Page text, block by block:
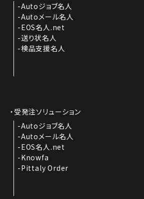
Autoジョブ名人
Autoメール名人
EOS名人.net
送り状名人
検品支援名人
受発注ソリューション
Autoジョブ名人
Autoメール名人
EOS名人.net
Knowfa
Pittaly Order